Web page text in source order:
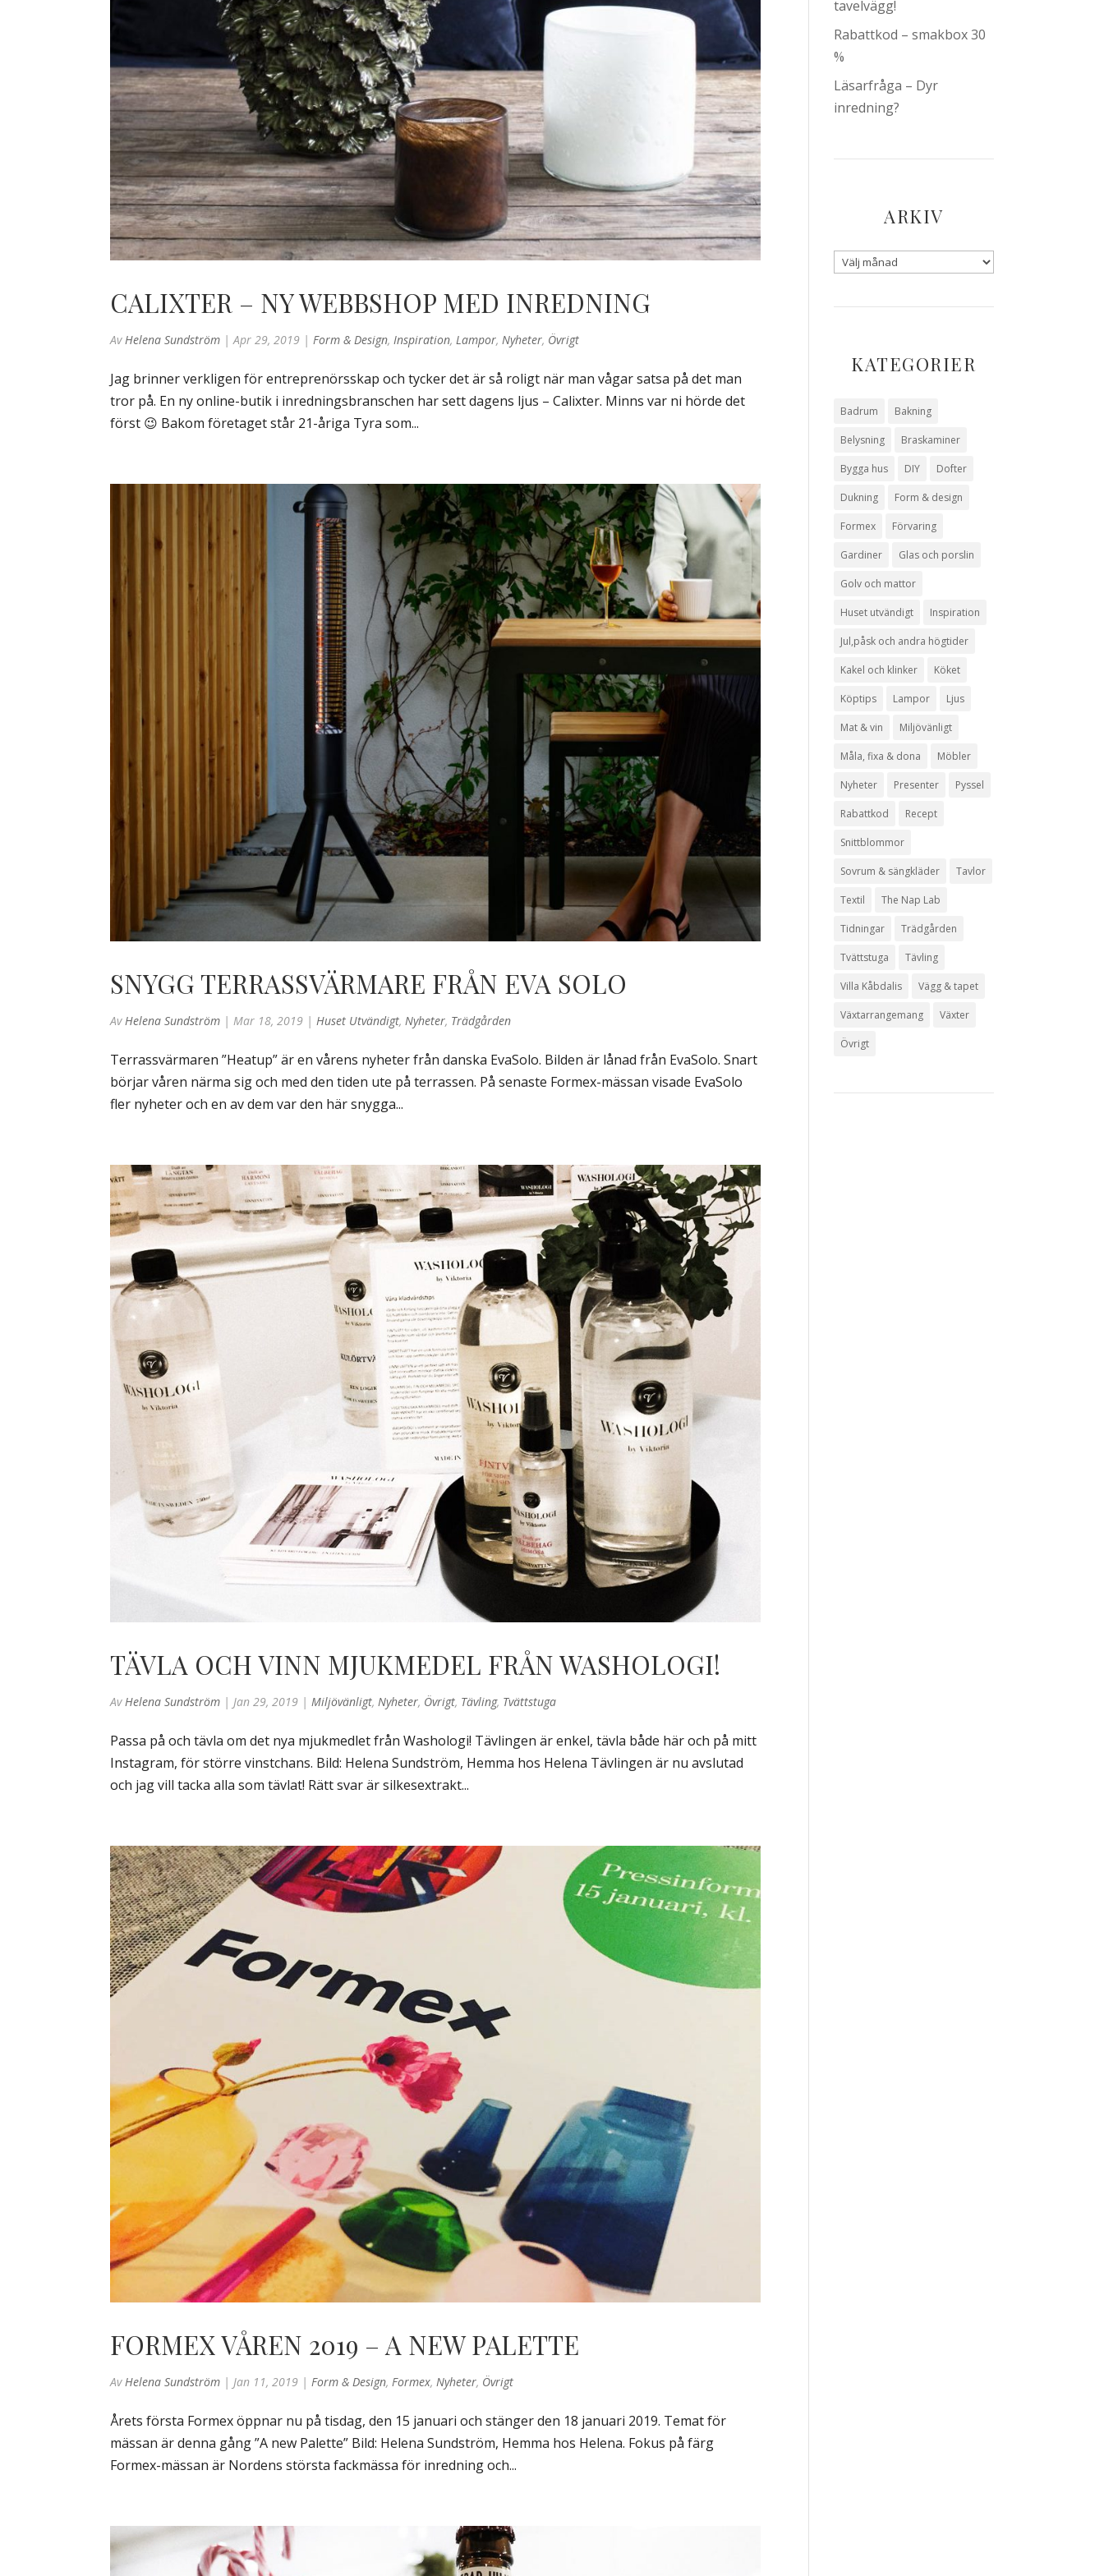
CALIXTER – NY WEBBSHOP MED INREDNING
AvHelena Sundström |Apr 29, 2019 |Form & Design,Inspiration,Lampor,Nyheter, Övrigt
Jag brinner verkligen för entreprenörsskap och tycker det är så roligt när man vågar satsa på det man
tror på. En ny online-butik i inredningsbranschen har sett dagens ljus – Calixter. Minns var ni hörde det
först 😉 Bakom företaget står 21-åriga Tyra som...
SNYGG TERRASSVÄRMARE FRÅN EVA SOLO
AvHelena Sundström |Mar 18, 2019 |Huset Utvändigt,Nyheter, Trädgården
Terrassvärmaren ”Heatup” är en vårens nyheter från danska EvaSolo. Bilden är lånad från EvaSolo. Snart
börjar våren närma sig och med den tiden ute på terrassen. På senaste Formex-mässan visade EvaSolo
fler nyheter och en av dem var den här snygga...
TÄVLA OCH VINN MJUKMEDEL FRÅN WASHOLOGI!
Av Helena Sundström | Jan 29, 2019 | Miljövänligt, Nyheter, Övrigt, Tävling, Tvättstuga
Passa på och tävla om det nya mjukmedlet från Washologi! Tävlingen är enkel, tävla både här och på mitt
Instagram, för större vinstchans. Bild: Helena Sundström, Hemma hos Helena Tävlingen är nu avslutad
och jag vill tacka alla som tävlat! Rätt svar är silkesextrakt...
FORMEX VÅREN 2019 – A NEW PALETTE
AvHelena Sundström |Jan 11, 2019 |Form & Design,Formex,Nyheter, Övrigt
Årets första Formex öppnar nu på tisdag, den 15 januari och stänger den 18 januari 2019. Temat för
mässan är denna gång ”A new Palette” Bild: Helena Sundström, Hemma hos Helena. Fokus på färg
Formex-mässan är Nordens största fackmässa för inredning och...
tavelvägg!
Rabattkod – smakbox 30
%
Läsarfråga – Dyr
inredning?
ARKIV
KATEGORIER
Badrum Bakning
Belysning Braskaminer
Bygga hus DIY Dofter
Dukning Form & design
Formex Förvaring
Gardiner Glas och porslin
Golv och mattor
Huset utvändigt Inspiration
Jul,påsk och andra högtider
Kakel och klinker Köket
Köptips Lampor Ljus
Mat & vin Miljövänligt
Måla, fixa & dona Möbler
Nyheter Presenter Pyssel
Rabattkod Recept
Snittblommor
Sovrum & sängkläder Tavlor
Textil The Nap Lab
Tidningar Trädgården
Tvättstuga Tävling
Villa Kåbdalis Vägg & tapet
Växtarrangemang Växter
Övrigt